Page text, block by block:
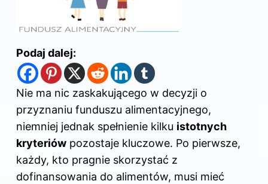
Podaj dalej:
Nie ma nic zaskakującego w decyzji o
przyznaniu funduszu alimentacyjnego,
niemniej jednak spełnienie kilku istotnych
kryteriów pozostaje kluczowe. Po pierwsze,
każdy, kto pragnie skorzystać z
dofinansowania do alimentów, musi mieć